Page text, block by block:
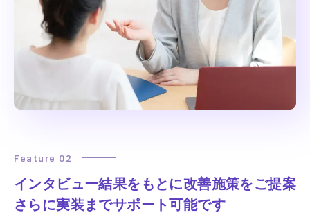
Feature 02
インタビュー結果をもとに改善施策をご提案
さらに実装までサポート可能です